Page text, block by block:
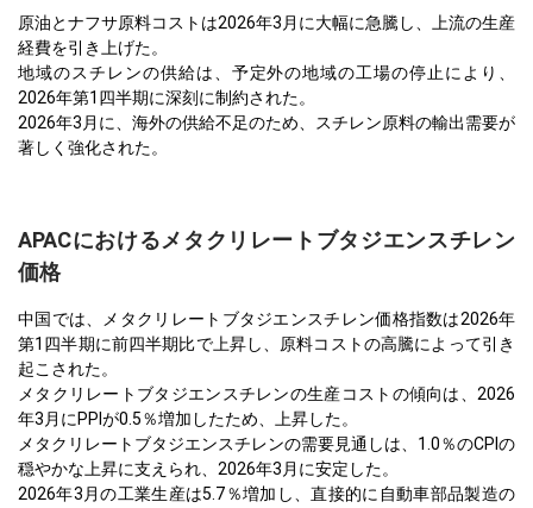
原油とナフサ原料コストは2026年3月に大幅に急騰し、上流の生産
経費を引き上げた。
地域のスチレンの供給は、予定外の地域の工場の停止により、
2026年第1四半期に深刻に制約された。
2026年3月に、海外の供給不足のため、スチレン原料の輸出需要が
著しく強化された。
APACにおけるメタクリレートブタジエンスチレン
価格
中国では、メタクリレートブタジエンスチレン価格指数は2026年
第1四半期に前四半期比で上昇し、原料コストの高騰によって引き
起こされた。
メタクリレートブタジエンスチレンの生産コストの傾向は、2026
年3月にPPIが0.5％増加したため、上昇した。
メタクリレートブタジエンスチレンの需要見通しは、1.0％のCPIの
穏やかな上昇に支えられ、2026年3月に安定した。
2026年3月の工業生産は5.7％増加し、直接的に自動車部品製造の